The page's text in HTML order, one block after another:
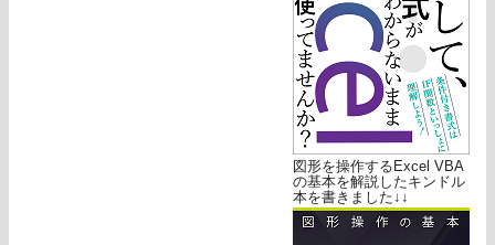
図形を操作するExcel VBA
の基本を解説したキンドル
本を書きました↓↓